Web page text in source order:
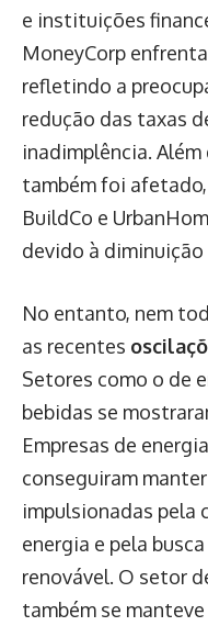
e instituições
MoneyCorp
refletindo a
redução das taxas
inadimplência.
também foi
BuildCo e
devido à
No entanto, nem
as recentes
Setores como o de
bebidas se
Empresas de
conseguiram
impulsionadas pela
energia e pela
renovável. O setor
também se